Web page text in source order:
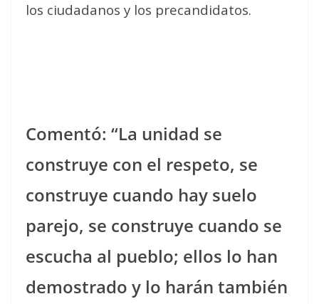
los ciudadanos y los precandidatos.
Comentó: “La unidad se
construye con el respeto, se
construye cuando hay suelo
parejo, se construye cuando se
escucha al pueblo; ellos lo han
demostrado y lo harán también